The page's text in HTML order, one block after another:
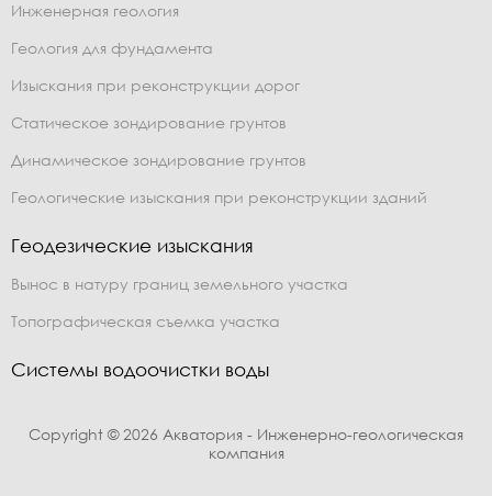
Инженерная геология
Геология для фундамента
Изыскания при реконструкции дорог
Статическое зондирование грунтов
Динамическое зондирование грунтов
Геологические изыскания при реконструкции зданий
Геодезические изыскания
Вынос в натуру границ земельного участка
Топографическая съемка участка
Системы водоочистки воды
Copyright © 2026 Акватория - Инженерно-геологическая
компания